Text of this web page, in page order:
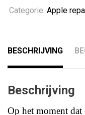
vervangen
Categorie: Apple
BESCHRIJVING
Beschrijving
Op het moment